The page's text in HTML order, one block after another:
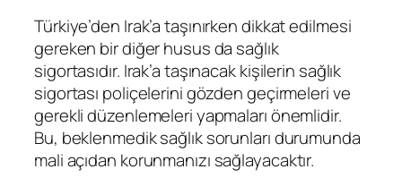
Türkiye’den Irak’a taşınırken dikkat edilmesi
gereken bir diğer husus da sağlık
sigortasıdır. Irak’a taşınacak kişilerin sağlık
sigortası poliçelerini gözden geçirmeleri ve
gerekli düzenlemeleri yapmaları önemlidir.
Bu, beklenmedik sağlık sorunları durumunda
mali açıdan korunmanızı sağlayacaktır.